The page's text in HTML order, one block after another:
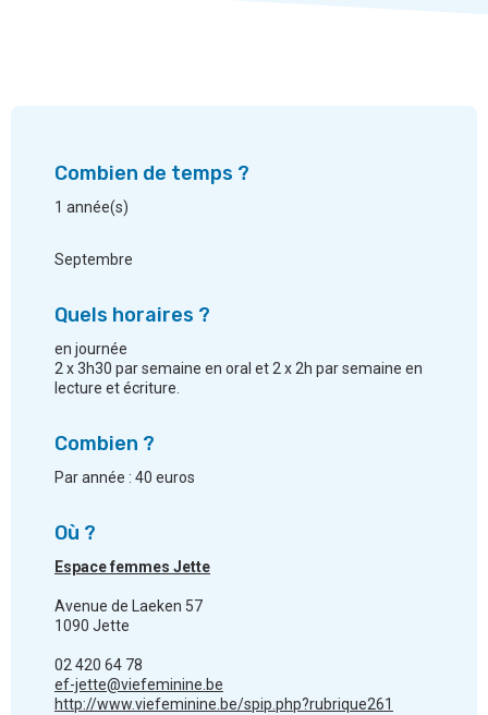
Combien de temps ?
1 année(s)
Septembre
Quels horaires ?
en journée
2 x 3h30 par semaine en oral et 2 x 2h par semaine en
lecture et écriture.
Combien ?
Par année : 40 euros
Où ?
Espace femmes Jette
Avenue de Laeken 57
1090 Jette
02 420 64 78
ef-jette@viefeminine.be
http://www.viefeminine.be/spip.php?rubrique261